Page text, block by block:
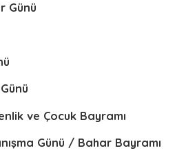
Günü
ve Çocuk Bayramı
Günü / Bahar Bayramı